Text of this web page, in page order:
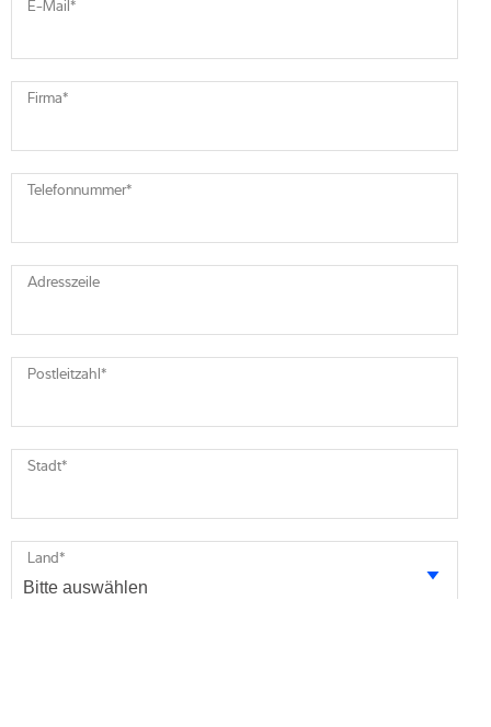
E-Mail*
Firma*
Telefonnummer*
Adresszeile
Postleitzahl*
Stadt*
Land*